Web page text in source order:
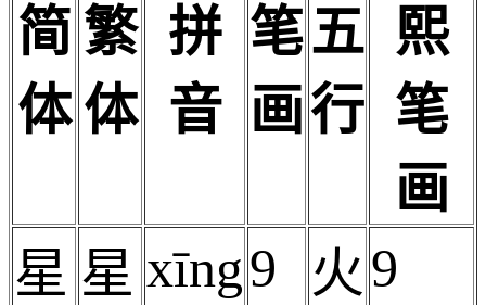
简
体
繁
体
拼
音
笔
画
五
行
熙
笔
画
星 星 xīng9 火9